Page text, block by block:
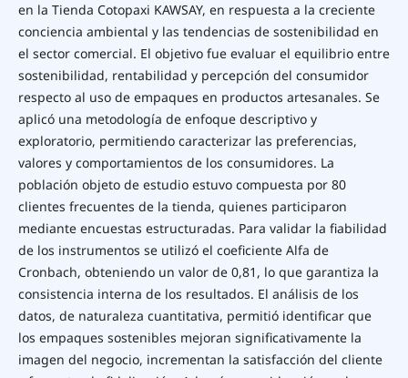
en la Tienda Cotopaxi KAWSAY, en respuesta a la creciente
conciencia ambiental y las tendencias de sostenibilidad en
el sector comercial. El objetivo fue evaluar el equilibrio entre
sostenibilidad, rentabilidad y percepción del consumidor
respecto al uso de empaques en productos artesanales. Se
aplicó una metodología de enfoque descriptivo y
exploratorio, permitiendo caracterizar las preferencias,
valores y comportamientos de los consumidores. La
población objeto de estudio estuvo compuesta por 80
clientes frecuentes de la tienda, quienes participaron
mediante encuestas estructuradas. Para validar la fiabilidad
de los instrumentos se utilizó el coeficiente Alfa de
Cronbach, obteniendo un valor de 0,81, lo que garantiza la
consistencia interna de los resultados. El análisis de los
datos, de naturaleza cuantitativa, permitió identificar que
los empaques sostenibles mejoran significativamente la
imagen del negocio, incrementan la satisfacción del cliente